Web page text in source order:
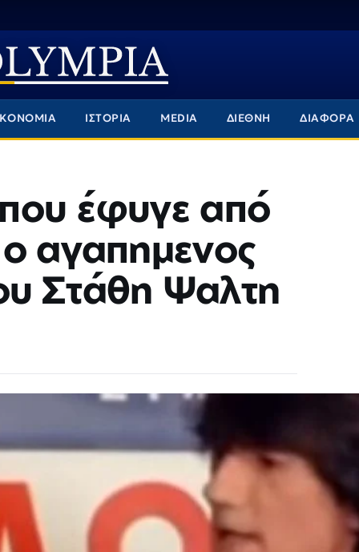
ΙΣΤΟΡΙΑ MEDIA ΔΙΕΘΝΗ ΔΙΑΦΟΡΑ
έφυγε από
αγαπημενος
Στάθη Ψαλτη